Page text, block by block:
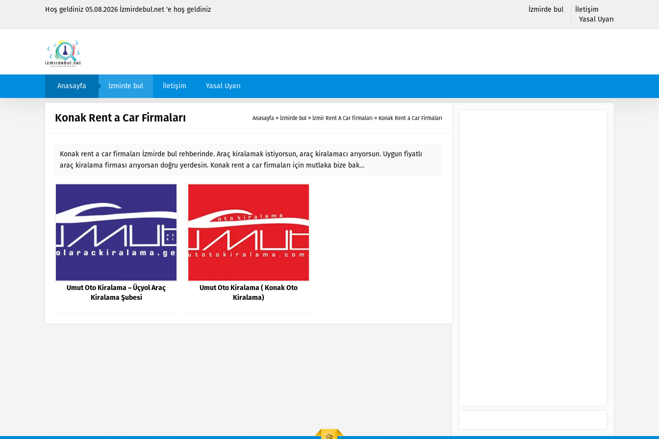
Hoş geldiniz 05.08.2026 İzmirdebul.net 'e hoş geldiniz İzmirde bul
İletişim
Yasal Uyarı
Anasayfa İzmirde bul İletişim Yasal Uyarı
Konak Rent a Car Firmaları Anasayfa » İzmirde bul » İzmir Rent A Car firmaları » Konak Rent a Car Firmaları
Konak rent a car firmaları İzmirde bul rehberinde. Araç kiralamak istiyorsun, araç kiralamacı arıyorsun. Uygun fiyatlı
araç kiralama firması arıyorsan doğru yerdesin. Konak rent a car firmaları için mutlaka bize bak…
Umut Oto Kiralama – Üçyol Araç
Kiralama Şubesi
Umut Oto Kiralama ( Konak Oto
Kiralama)